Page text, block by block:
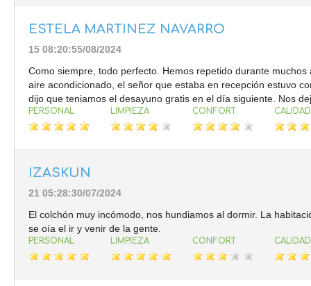
ESTELA MARTINEZ NAVARRO
15 08:20:55/08/2024
Como siempre, todo perfecto. Hemos repetido durante
aire acondicionado, el señor que estaba en recepción estuvo
dijo que teniamos el desayuno gratis en el día siguiente. Nos
PERSONAL LIMPIEZA CONFORT
IZASKUN
21 05:28:30/07/2024
El colchón muy incómodo, nos hundiamos al dormir. La
se oía el ir y venir de la gente.
PERSONAL LIMPIEZA CONFORT